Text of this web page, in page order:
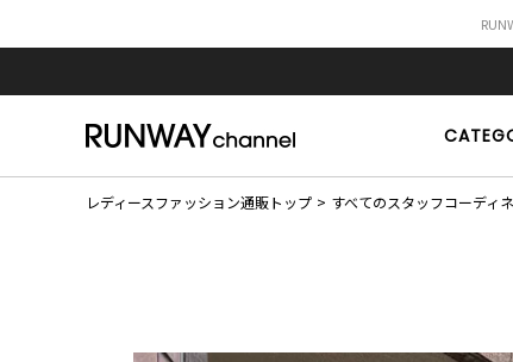
レディースファッション通販トップ すべてのスタッフコーディ